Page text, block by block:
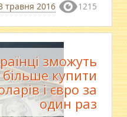
травня 2016 1215
зможуть
більше купити
і євро за
один раз